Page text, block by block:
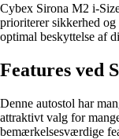
Cybex Sirona M2 i-
prioriterer sikkerhed
optimal beskyttelse af
Features ved
Denne autostol har
attraktivt valg for
bemærkelsesværdige